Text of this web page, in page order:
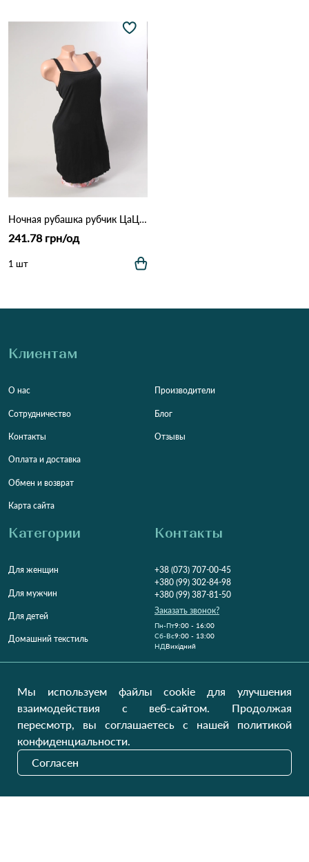
Ночная рубашка рубчик ЦаЦа 4727 Черный
241.78 грн/од
1 шт
Клиентам
О нас
Сотрудничество
Контакты
Оплата и доставка
Обмен и возврат
Карта сайта
Производители
Блог
Отзывы
Категории
Для женщин
Для мужчин
Для детей
Домашний текстиль
Контакты
+38 (073) 707-00-45
+380 (99) 302-84-98
+380 (99) 387-81-50
Заказать звонок?
Пн-Пт9:00 - 16:00
Cб-Вс9:00 - 13:00
НДВихідний
Наши обновления
Мы используем файлы cookie для улучшения
взаимодействия с веб-сайтом. Продолжая
пересмотр, вы соглашаетесь с нашей политикой
конфиденциальности.
Согласен